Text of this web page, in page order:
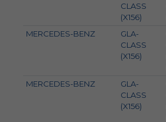
CLASS
(X156)
MERCEDES-BENZ
GLA-
CLASS
(X156)
MERCEDES-BENZ
GLA-
CLASS
(X156)